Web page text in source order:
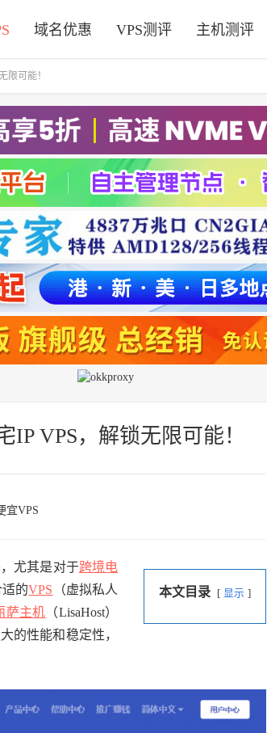
域名优惠 VPS测评 主机测评
限可能！
IP VPS，解锁无限可能！
宜VPS
本文目录 显示
尤其是对于跨境电
适的VPS （虚拟私人
萨主机 （LisaHost）
的性能和稳定性，